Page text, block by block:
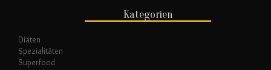
Kategorien
Diäten
Spezialitäten
Superfood